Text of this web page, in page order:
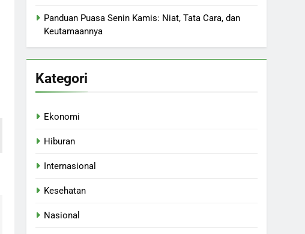
Panduan Puasa Senin Kamis: Niat, Tata Cara, dan
Keutamaannya
Kategori
Ekonomi
Hiburan
Internasional
Kesehatan
Nasional